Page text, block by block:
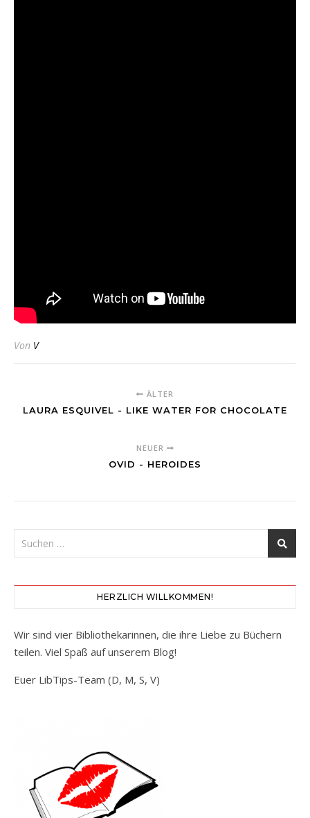
Von V
ÄLTER
LAURA ESQUIVEL - LIKE WATER FOR CHOCOLATE
NEUER
OVID - HEROIDES
HERZLICH WILLKOMMEN!
Wir sind vier Bibliothekarinnen, die ihre Liebe zu Büchern
teilen. Viel Spaß auf unserem Blog!
Euer LibTips-Team (D, M, S, V)